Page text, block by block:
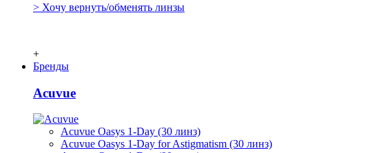
> Хочу вернуть/обменять линзы
+
Бренды
Acuvue
Acuvue Oasys 1-Day (30 линз)
Acuvue Oasys 1-Day for Astigmatism (30 линз)